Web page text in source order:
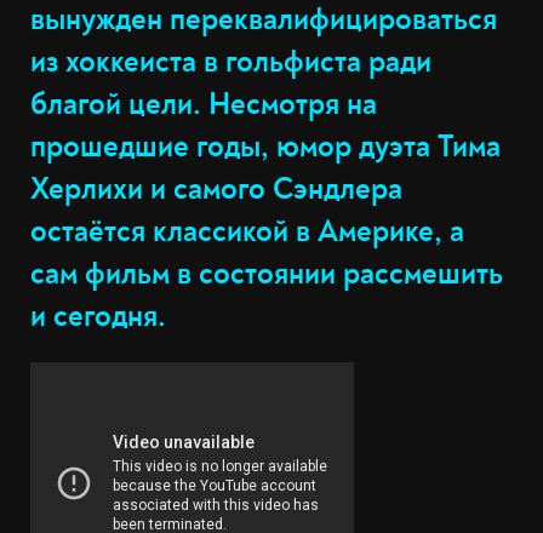
вынужден переквалифицироваться
из хоккеиста в гольфиста ради
благой цели. Несмотря на
прошедшие годы, юмор дуэта Тима
Херлихи и самого Сэндлера
остаётся классикой в Америке, а
сам фильм в состоянии рассмешить
и сегодня.